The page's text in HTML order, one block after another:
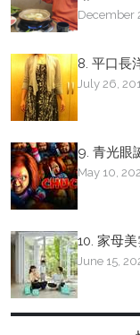
December
8. 平口長
July 26,
9. 青光眼
May 10,
10. 家母
June 15,